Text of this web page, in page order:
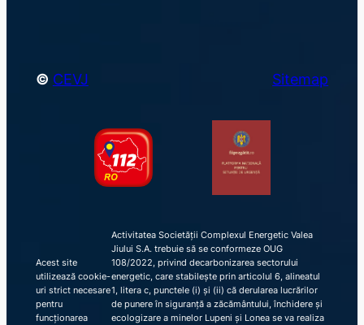
© CEVJ Sitemap
Acest site
utilizează cookie-
uri strict necesare
pentru
funcționarea
Activitatea Societății Complexul Energetic Valea
Jiului S.A. trebuie să se conformeze OUG
108/2022, privind decarbonizarea sectorului
energetic, care stabilește prin articolul 6, alineatul
1, litera c, punctele (i) și (ii) că derularea lucrărilor
de punere în siguranță a zăcământului, închidere și
ecologizare a minelor Lupeni și Lonea se va realiza